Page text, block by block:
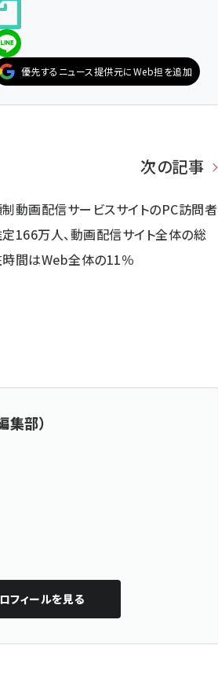
LINEで送る
優先するニュース提供元にWeb担を追加
次の記事
動画配信サービスサイトのPC訪問者
166万人、動画配信サイト全体の総
間はWeb全体の11％
部）
フィールを見る